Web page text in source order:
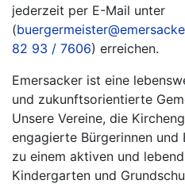
jederzeit per E-Mail unter
(
82 93 / 7606) erreichen.
Emersacker ist eine
und zukunftsorientierte
Unsere Vereine, die
engagierte Bürgerinnen
zu einem aktiven und
Kindergarten und